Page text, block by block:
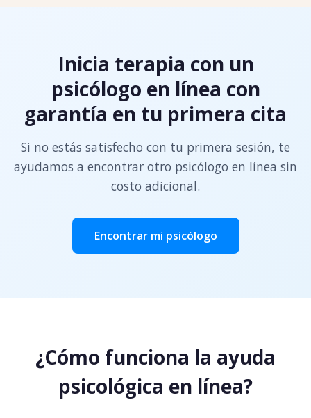
Inicia terapia con un
psicólogo en línea con
garantía en tu primera cita
Si no estás satisfecho con tu primera sesión, te
ayudamos a encontrar otro psicólogo en línea sin
costo adicional.
Encontrar mi psicólogo
¿Cómo funciona la ayuda
psicológica en línea?